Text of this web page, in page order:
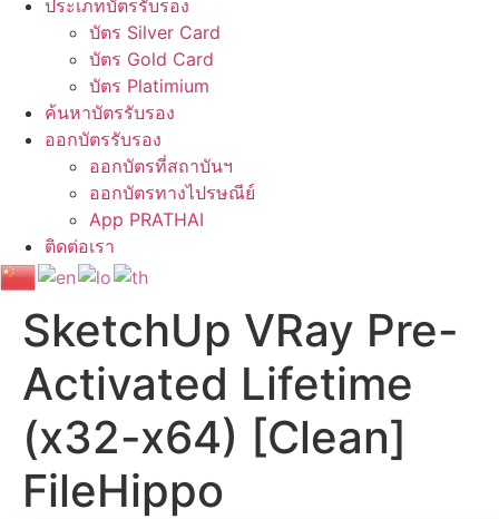
ประเภทบัตรรับรอง
บัตร Silver Card
บัตร Gold Card
บัตร Platimium
ค้นหาบัตรรับรอง
ออกบัตรรับรอง
ออกบัตรที่สถาบันฯ
ออกบัตรทางไปรษณีย์
App PRATHAI
ติดต่อเรา
SketchUp VRay Pre-
Activated Lifetime
(x32-x64) [Clean]
FileHippo